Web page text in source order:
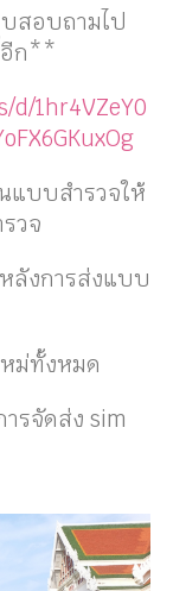
สอบถามไป
อีก**
d/1hr4VZeY0
บบสำรวจให้
วจ
งการส่งแบบ
ม่ทั้งหมด
รจัดส่ง sim